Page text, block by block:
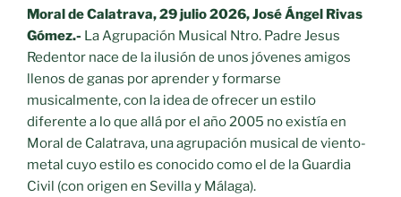
Moral de Calatrava, 29 julio 2026, José Ángel Rivas
Gómez.- La Agrupación Musical Ntro. Padre Jesus
Redentor nace de la ilusión de unos jóvenes amigos
llenos de ganas por aprender y formarse
musicalmente, con la idea de ofrecer un estilo
diferente a lo que allá por el año 2005 no existía en
Moral de Calatrava, una agrupación musical de viento-
metal cuyo estilo es conocido como el de la Guardia
Civil (con origen en Sevilla y Málaga).